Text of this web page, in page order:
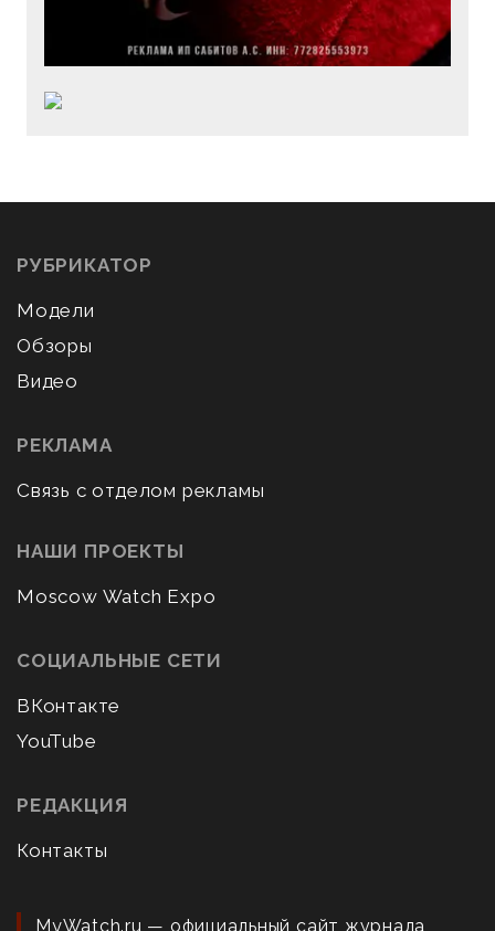
РУБРИКАТОР
Модели
Обзоры
Видео
РЕКЛАМА
Связь с отделом рекламы
НАШИ ПРОЕКТЫ
Moscow Watch Expo
СОЦИАЛЬНЫЕ СЕТИ
ВКонтакте
YouTube
РЕДАКЦИЯ
Контакты
MyWatch.ru — официальный сайт журнала